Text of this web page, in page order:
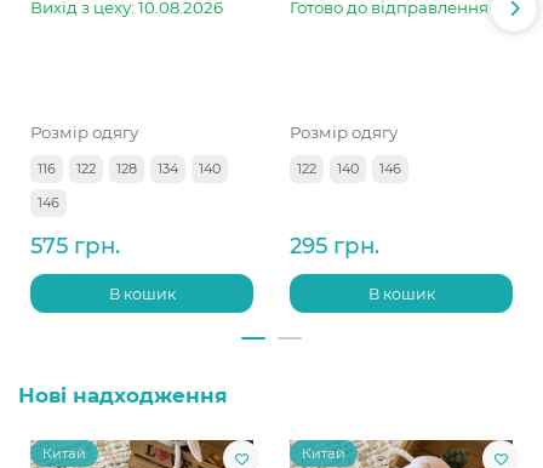
Вихід з цеху: 10.08.2026
Розмір одягу
116 122 128 134
140
146
575 грн.
В кошик
Готово до відправлення
Розмір одягу
122 140 146
295 грн.
В кошик
Нові надходження
Китай Китай